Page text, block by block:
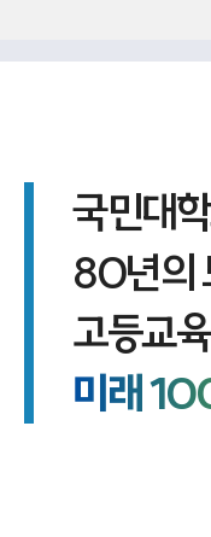
국민대
80년의
고등교
미래